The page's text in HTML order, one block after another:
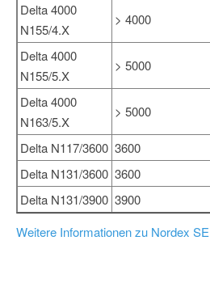
Delta 4000
N155/4.X
> 4000
Delta 4000
N155/5.X
> 5000
Delta 4000
N163/5.X
> 5000
Delta N117/3600 3600
Delta N131/3600 3600
Delta N131/3900 3900
Weitere Informationen zu Nordex SE